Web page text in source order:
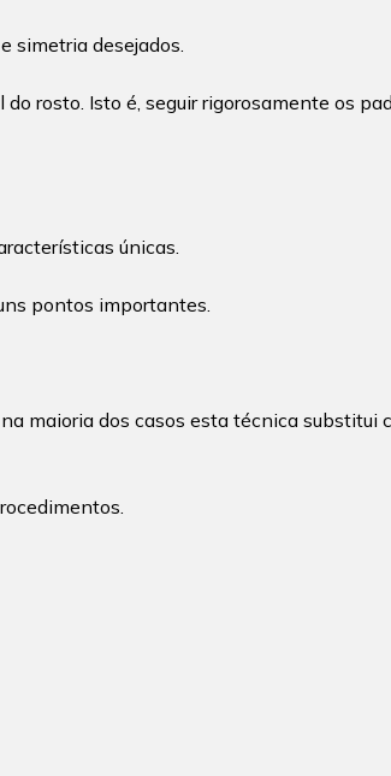
simetria desejados.
rosto. Isto é, seguir rigorosamente os
únicas.
pontos importantes.
maioria dos casos esta técnica substitui